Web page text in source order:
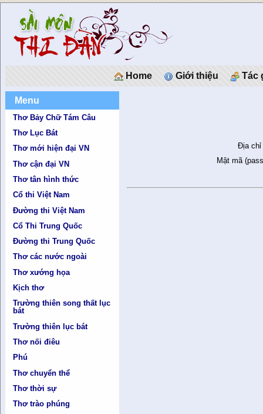
Home Giới thiệu Tác
Menu
Thơ Bảy Chữ Tám Câu
Thơ Lục Bát
Thơ mới hiện đại VN
Thơ cận đại VN
Thơ tân hình thức
Cổ thi Việt Nam
Đường thi Việt Nam
Cổ Thi Trung Quốc
Đường thi Trung Quốc
Thơ các nước ngoài
Thơ xướng họa
Kịch thơ
Trường thiên song thất lục
bát
Trường thiên lục bát
Thơ nối điêu
Phú
Thơ chuyển thể
Thơ thời sự
Thơ trào phúng
Địa chỉ
Mật mã